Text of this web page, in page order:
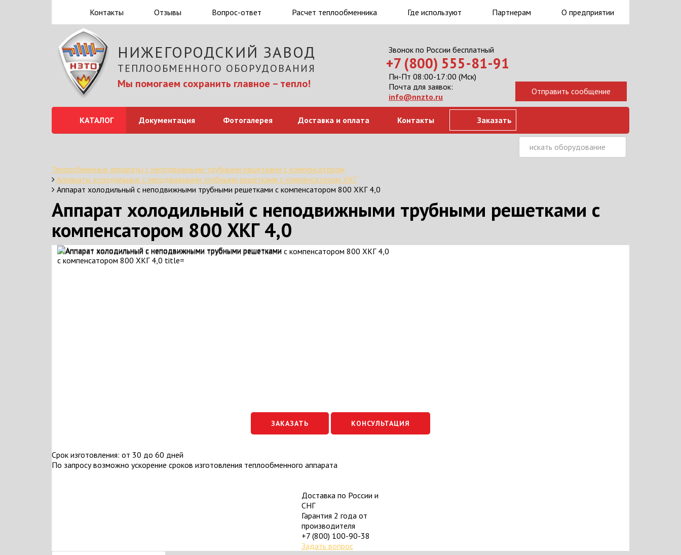
О предприятии
Партнерам
Где используют
Расчет теплообменника
Вопрос-ответ
Отзывы
Контакты
НИЖЕГОРОДСКИЙ ЗАВОД
ТЕПЛООБМЕННОГО ОБОРУДОВАНИЯ
Мы помогаем сохранить главное – тепло!
Звонок по России бесплатный
+7 (800) 555-81-91
Пн-Пт 08:00-17:00 (Мск)
Почта для заявок:
info@nnzto.ru
КАТАЛОГ Документация Фотогалерея Доставка и оплата Контакты Заказать
Теплообменные аппараты с неподвижными трубными решетками с компенсатором
Аппараты холодильные с неподвижными трубными решетками с компенсатором ХКГ
Аппарат холодильный с неподвижными трубными решетками с компенсатором 800 ХКГ 4,0
Аппарат холодильный с неподвижными трубными решетками с
компенсатором 800 ХКГ 4,0
ЗАКАЗАТЬ КОНСУЛЬТАЦИЯ
Срок изготовления: от 30 до 60 дней
По запросу возможно ускорение сроков изготовления теплообменного аппарата
Доставка по России и
СНГ
Гарантия 2 года от
производителя
+7 (800) 100-90-38
Задать вопрос